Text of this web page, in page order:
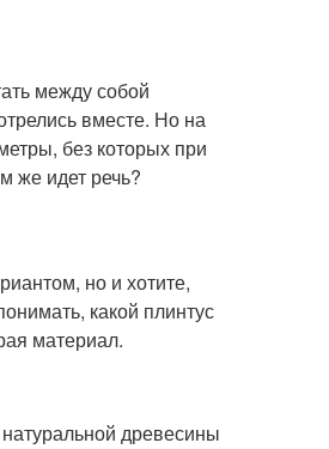
между собой
вместе. Но на
без которых при
же идет речь?
но и хотите,
какой плинтус
материал.
древесины